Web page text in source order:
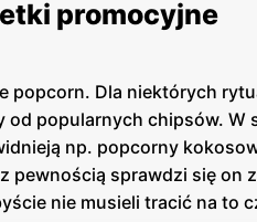
promocyjne
popcorn. Dla niektórych
popularnych chipsów.
np. popcorny
pewnością sprawdzi się
nie musieli tracić na to